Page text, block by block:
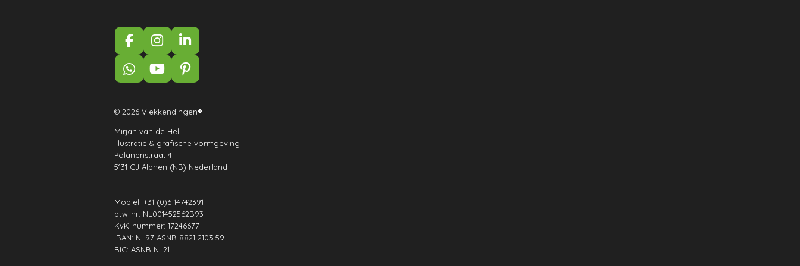
F
c
e
o
k
I
s
t
g
a
m
L
n
k
d
I
W
h
t
A
p
p
Y
o
T
b
e
P
i
t
e
s
t
© 2026 Vlekkendingen®
Mirjan van de Hel
Illustratie & grafische vormgeving
Polanenstraat 4
5131 CJ Alphen (NB) Nederland
Mobiel: +31 (0)6 14742391
btw-nr: NL001452562B93
KvK-nummer: 17246677
IBAN: NL97 ASNB 8821 2103 59
BIC: ASNB NL21